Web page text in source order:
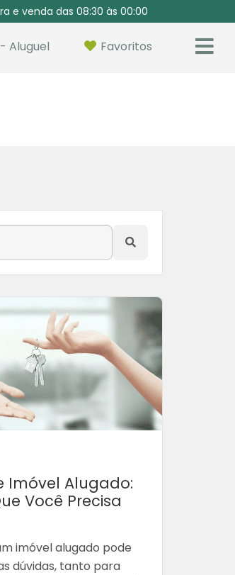
e venda das 08:30 às 00:00
Aluguel Favoritos
Imóvel Alugado:
Você Precisa
imóvel alugado pode
dúvidas, tanto para